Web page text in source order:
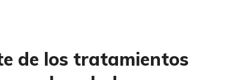
de los tratamientos